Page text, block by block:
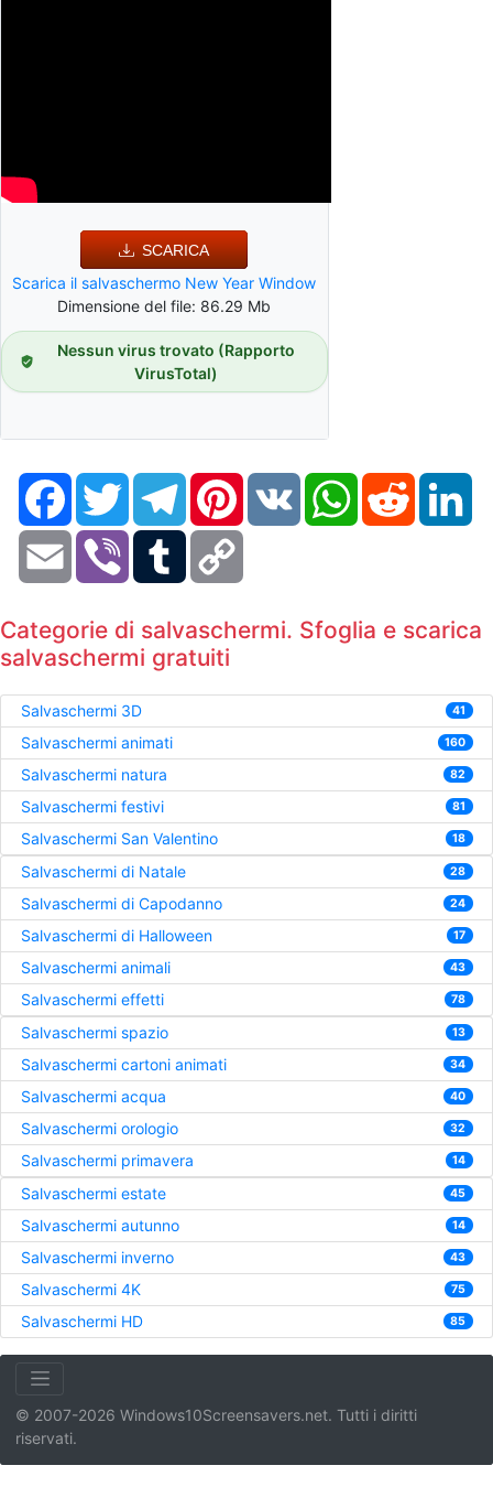
SCARICA
Scarica il salvaschermo New Year Window
Dimensione del file: 86.29 Mb
Nessun virus trovato (Rapporto
VirusTotal)
FacebookTwitter TelegramPinterestVK WhatsAppReddit
Email Viber Tumblr
Categorie di salvaschermi. Sfoglia e scarica
salvaschermi gratuiti
Salvaschermi 3D 41
Salvaschermi animati 160
Salvaschermi natura 82
Salvaschermi festivi 81
Salvaschermi San Valentino 18
Salvaschermi di Natale 28
Salvaschermi di Capodanno 24
Salvaschermi di Halloween 17
Salvaschermi animali 43
Salvaschermi effetti 78
Salvaschermi spazio 13
Salvaschermi cartoni animati 34
Salvaschermi acqua 40
Salvaschermi orologio 32
Salvaschermi primavera 14
Salvaschermi estate 45
Salvaschermi autunno 14
Salvaschermi inverno 43
Salvaschermi 4K 75
Salvaschermi HD 85
© 2007-2026 Windows10Screensavers.net. Tutti i diritti
riservati.